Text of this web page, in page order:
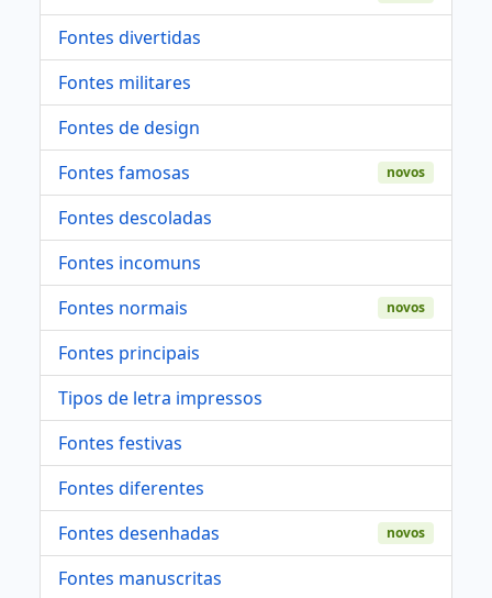
Fontes divertidas
Fontes militares
Fontes de design
Fontes famosas
novos
Fontes descoladas
Fontes incomuns
Fontes normais
novos
Fontes principais
Tipos de letra impressos
Fontes festivas
Fontes diferentes
Fontes desenhadas
novos
Fontes manuscritas